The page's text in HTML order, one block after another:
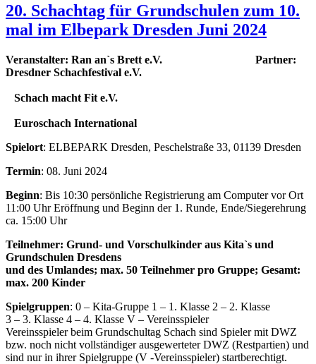
20. Schachtag für Grundschulen zum 10.
mal im Elbepark Dresden Juni 2024
Veranstalter: Ran an`s Brett e.V. Partner:
Dresdner Schachfestival e.V.
Schach macht Fit e.V.
Euroschach International
Spielort: ELBEPARK Dresden, Peschelstraße 33, 01139 Dresden
Termin: 08. Juni 2024
Beginn: Bis 10:30 persönliche Registrierung am Computer vor Ort
11:00 Uhr Eröffnung und Beginn der 1. Runde, Ende/Siegerehrung
ca. 15:00 Uhr
Teilnehmer: Grund- und Vorschulkinder aus Kita`s und
Grundschulen Dresdens
und des Umlandes; max. 50 Teilnehmer pro Gruppe; Gesamt:
max. 200 Kinder
Spielgruppen: 0 – Kita-Gruppe 1 – 1. Klasse 2 – 2. Klasse
3 – 3. Klasse 4 – 4. Klasse V – Vereinsspieler
Vereinsspieler beim Grundschultag Schach sind Spieler mit DWZ
bzw. noch nicht vollständiger ausgewerteter DWZ (Restpartien) und
sind nur in ihrer Spielgruppe (V -Vereinsspieler) startberechtigt.